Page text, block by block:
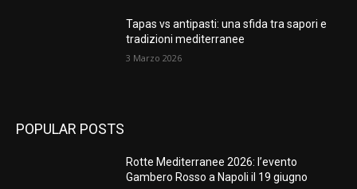
Tapas vs antipasti: una sfida tra sapori e
tradizioni mediterranee
3 Marzo 2026
POPULAR POSTS
Rotte Mediterranee 2026: l’evento
Gambero Rosso a Napoli il 19 giugno